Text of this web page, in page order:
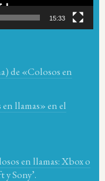
15:33
de «Colosos en
llamas» en el
en llamas: Xbox o
Sony’.